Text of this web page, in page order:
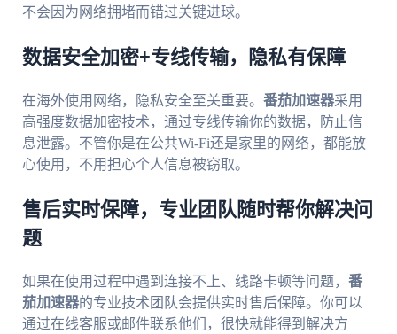
不会因为网络拥堵而错过关键进球。
数据安全加密+专线传输，隐私有保障
在海外使用网络，隐私安全至关重要。 番茄加速器采用
高强度数据加密技术，通过专线传输你的数据，防止信
息泄露。不管你是在公共Wi-Fi还是家里的网络，都能放
心使用，不用担心个人信息被窃取。
售后实时保障，专业团队随时帮你解决问
题
如果在使用过程中遇到连接不上、线路卡顿等问题， 番
茄加速器的专业技术团队会提供实时售后保障。你可以
通过在线客服或邮件联系他们，很快就能得到解决方